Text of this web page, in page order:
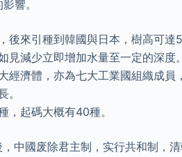
響。
後來引種到韓國與日本，樹高可達
見減少立即增加水量至一定的深度。
經濟體，亦為七大工業國組織成
。
，起碼大概有40種。
，中國废除君主制，实行共和制，